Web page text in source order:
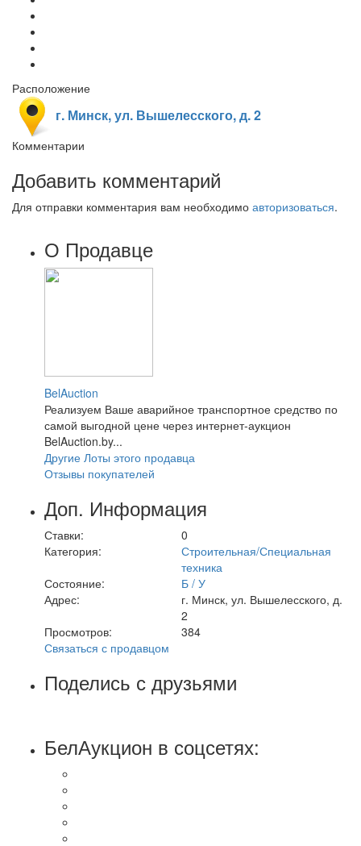
Расположение
г. Минск, ул. Вышелесского, д. 2
Комментарии
Добавить комментарий
Для отправки комментария вам необходимо авторизоваться.
О Продавце
BelAuction
Реализуем Ваше аварийное транспортное средство по
самой выгодной цене через интернет-аукцион
BelAuction.by...
Другие Лоты этого продавца
Отзывы покупателей
Доп. Информация
Ставки:
0
Категория:
Строительная/Специальная
техника
Состояние:
Б / У
Адрес:
г. Минск, ул. Вышелесского, д.
2
Просмотров:
384
Связаться с продавцом
Поделись с друзьями
БелАукцион в соцсетях: